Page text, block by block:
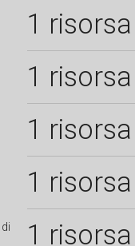
1 risorsa
1 risorsa
1 risorsa
1 risorsa
di 1 risorsa